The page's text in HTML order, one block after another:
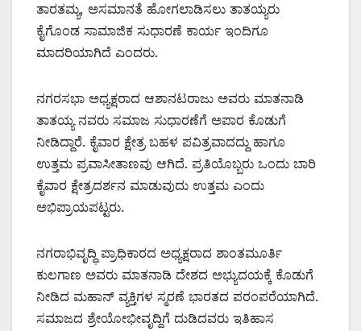
ತಾರತಮ್ಯ, ಅಸಮಾನತೆ ಹೋಗಲಾಡಿಸಲು ತಾತಯ್ಯರು
ಕೈಗೊಂಡ ಸಾಮಾಜಿಕ ಸುಧಾರಣೆ ಕಾರ್ಯ ಇಂದಿಗೂ
ಮಾದರಿಯಾಗಿದೆ ಎಂದರು.
ನಗರಸಭಾ ಅಧ್ಯಕ್ಷರಾದ ಆಶಾನಟರಾಜು ಅವರು ಮಾತನಾಡಿ
ತಾತಯ್ಯ ನವರು ಸಮಾಜ ಸುಧಾರಣೆಗೆ ಅಪಾರ ಕೊಡುಗೆ
ನೀಡಿದ್ದಾರೆ. ಕೈವಾರ ಕ್ಷೇತ್ರ ಬಹಳ ಪವಿತ್ರವಾದದ್ದು ಹಾಗೂ
ಉತ್ತಮ ಪ್ರವಾಸೀತಾಣವು ಆಗಿದೆ. ಪ್ರತಿಯೊಬ್ಬರು ಒಂದು ಬಾರಿ
ಕೈವಾರ ಕ್ಷೇತ್ರದರ್ಶನ ಮಾಡುವುದು ಉತ್ತಮ ಎಂದು
ಅಭಿಪ್ರಾಯಪಟ್ಟರು.
ನಗರಾಭಿವೃದ್ಧಿ ಪ್ರಾಧಿಕಾರದ ಅಧ್ಯಕ್ಷರಾದ ಶಾಂತಮೂರ್ತಿ
ಕುಲಗಾಣ ಅವರು ಮಾತನಾಡಿ ದೇಶದ ಅಭ್ಯುದಯಕ್ಕೆ ಕೊಡುಗೆ
ನೀಡಿದ ಮಹಾನ್ ವ್ಯಕ್ತಿಗಳ ಸ್ಮರಣೆ ಭಾರತದ ಪರಂಪರೆಯಾಗಿದೆ.
ಸಮಾಜದ ಶ್ರೇಯೋಭೀವೃದ್ದಿಗೆ ದುಡಿದವರು ಇತಿಹಾಸ